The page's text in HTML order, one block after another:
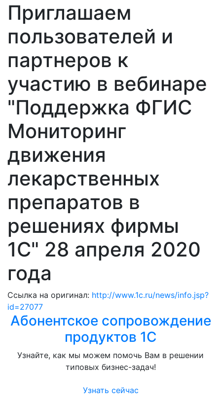
Приглашаем
пользователей и
партнеров к
участию в вебинаре
"Поддержка ФГИС
Мониторинг
движения
лекарственных
препаратов в
решениях фирмы
1С" 28 апреля 2020
года
Ссылка на оригинал: http://www.1c.ru/news/info.jsp?
id=27077
Абонентское сопровождение
продуктов 1C
Узнайте, как мы можем помочь Вам в решении
типовых бизнес-задач!
Узнать сейчас